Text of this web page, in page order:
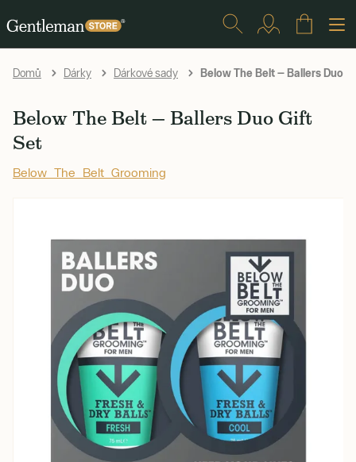
Domů Dárky Dárkové sady Below The Belt — Ballers Duo
Below The Belt — Ballers Duo Gift
Set
Below The Belt Grooming